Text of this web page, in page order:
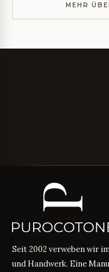
MEHR
Seit 2002 verweben wir
und Handwerk. Eine